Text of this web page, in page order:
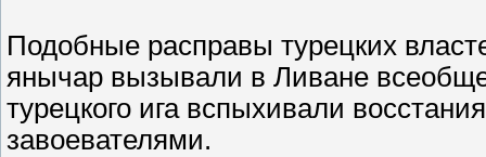
Подобные расправы турецких
янычар вызывали в Ливане
турецкого ига вспыхивали
завоевателями.